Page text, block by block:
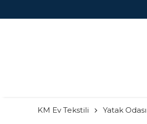
KM Ev Tekstili Yatak Odası